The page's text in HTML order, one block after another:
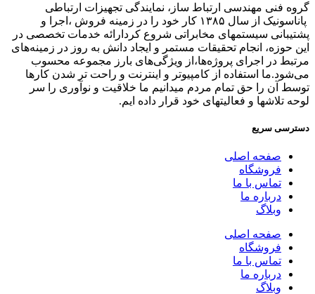
گروه فنی مهندسی ارتباط ساز، نمایندگی تجهیزات ارتباطی
پاناسونیک از سال ۱۳۸۵ کار خود را در زمینه فروش ،اجرا و
پشتیبانی سیستمهای مخابراتی شروع کردارائه خدمات تخصصی در
این حوزه، انجام تحقیقات مستمر و ایجاد دانش به‌ روز در زمینه‌های
مرتبط در اجرای پروژه‌ها،از ویژگی‌های بارز مجموعه محسوب
می‌شود.ما استفاده از کامپیوتر و اینترنت و راحت تر شدن کارها
توسط آن را حق تمام مردم میدانیم ما خلاقیت و نوآوری را سر
لوحه تلاشها و فعالیتهای خود قرار داده ایم.
دسترسی سریع
صفحه اصلی
فروشگاه
تماس با ما
درباره ما
وبلاگ
صفحه اصلی
فروشگاه
تماس با ما
درباره ما
وبلاگ